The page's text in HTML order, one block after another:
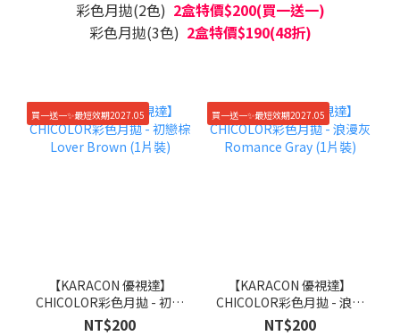
彩色月拋(2色) 2盒特價$200(買一送一)
彩色月拋(3色) 2盒特價$190(48折)
買一送一✨最短效期2027.05
【KARACON 優視達】
CHICOLOR彩色月拋 - 初戀
棕 Lover Brown (1片裝)
NT$200
買一送一✨最短效期2027.05
【KARACON 優視達】
CHICOLOR彩色月拋 - 浪漫
灰 Romance Gray (1片裝)
NT$200